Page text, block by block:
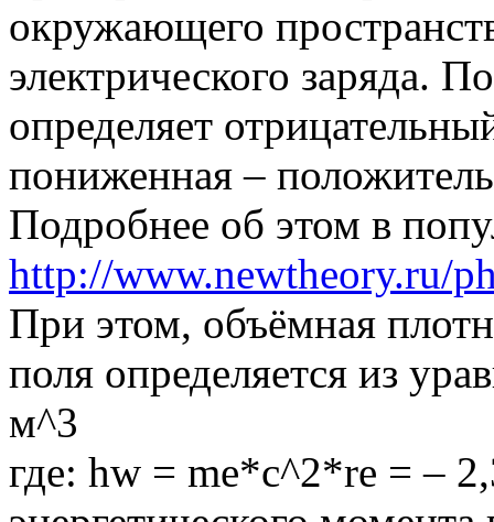
окружающего
электрического заряда.
определяет
пониженная –
Подробнее об этом в
http://www.newtheory.ru/
При этом, объёмная
поля определяется из
м^3
где: hw = me*c^2*re = –